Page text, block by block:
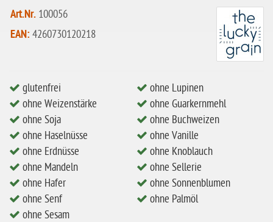
ohne Ei
ohne Soja
vegan
ohne Erdnüsse
eiweißarm / PKU
ohne Mandeln
ohne Milch
ohne Hafer
Art.Nr. 100056
EAN: 4260730120218
glutenfrei
ohne Weizenstärke
ohne Soja
ohne Haselnüsse
ohne Erdnüsse
ohne Mandeln
ohne Hafer
ohne Senf
ohne Sesam
ohne Lupinen
ohne Guarkernmehl
ohne Buchweizen
ohne Vanille
ohne Knoblauch
ohne Sellerie
ohne Sonnenblumen
ohne Palmöl